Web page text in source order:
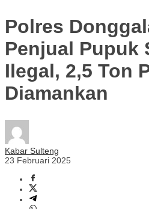
Polres
Penjual Pupuk
Ilegal, 2,5 Ton
Diamankan
Kabar Sulteng
23 Februari 2025